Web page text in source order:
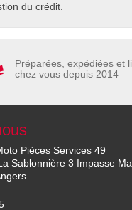
du crédit.
Préparées, expédiées et
chez vous depuis 2014
Pièces Services 49
Sablonnière 3 Impasse